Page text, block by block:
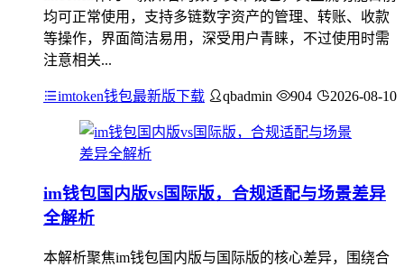
均可正常使用，支持多链数字资产的管理、转账、收款
等操作，界面简洁易用，深受用户青睐，不过使用时需
注意相关...
imtoken钱包最新版下载 qbadmin 904 2026-08-10
im钱包国内版vs国际版，合规适配与场景差异
全解析
本解析聚焦im钱包国内版与国际版的核心差异，围绕合